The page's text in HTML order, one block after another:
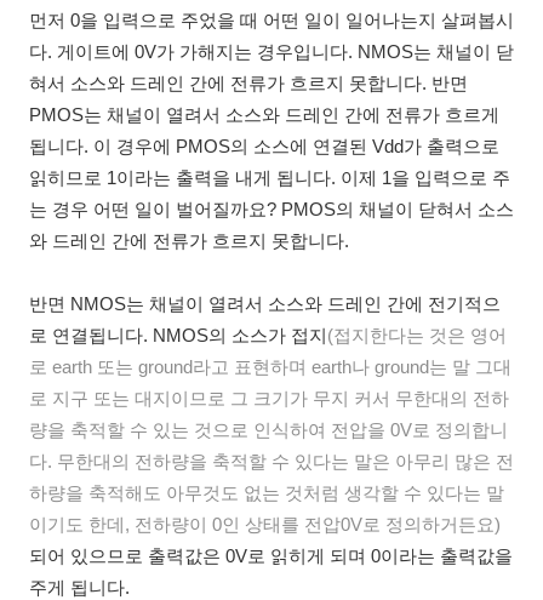
먼저 0을 입력으로 주었을 때 어떤 일이 일어나는지 살펴봅시
다. 게이트에 0V가 가해지는 경우입니다. NMOS는 채널이 닫
혀서 소스와 드레인 간에 전류가 흐르지 못합니다. 반면
PMOS는 채널이 열려서 소스와 드레인 간에 전류가 흐르게
됩니다. 이 경우에 PMOS의 소스에 연결된 Vdd가 출력으로
읽히므로 1이라는 출력을 내게 됩니다. 이제 1을 입력으로 주
는 경우 어떤 일이 벌어질까요? PMOS의 채널이 닫혀서 소스
와 드레인 간에 전류가 흐르지 못합니다.
반면 NMOS는 채널이 열려서 소스와 드레인 간에 전기적으
로 연결됩니다. NMOS의 소스가 접지 (접지한다는 것은 영어
로 earth 또는 ground라고 표현하며 earth나 ground는 말 그대
로 지구 또는 대지이므로 그 크기가 무지 커서 무한대의 전하
량을 축적할 수 있는 것으로 인식하여 전압을 0V로 정의합니
다. 무한대의 전하량을 축적할 수 있다는 말은 아무리 많은 전
하량을 축적해도 아무것도 없는 것처럼 생각할 수 있다는 말
이기도 한데, 전하량이 0인 상태를 전압0V로 정의하거든요)
되어 있으므로 출력값은 0V로 읽히게 되며 0이라는 출력값을
주게 됩니다.